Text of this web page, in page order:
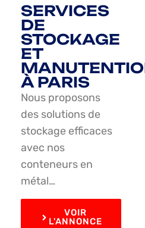
SERVICES
DE
STOCKAGE
ET
À PARIS
Nous proposons
des solutions de
stockage efficaces
avec nos
conteneurs en
métal…
VOIR
L'ANNONCE